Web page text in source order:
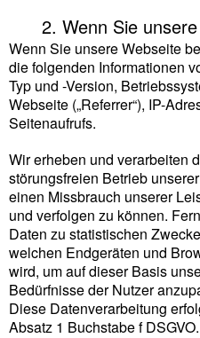
2. Wenn Sie
Wenn Sie unsere Webseite
die folgenden Informationen
Typ und -Version,
Webseite („Referrer“), IP-
Seitenaufrufs.
Wir erheben und verarbeiten
störungsfreien Betrieb
einen Missbrauch unserer
und verfolgen zu können.
Daten zu statistischen
welchen Endgeräten und
wird, um auf dieser Basis
Bedürfnisse der Nutzer
Diese Datenverarbeitung
Absatz 1 Buchstabe f DSGVO.